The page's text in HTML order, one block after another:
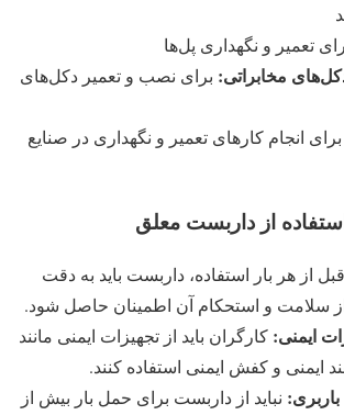
تعمیر و نگهداری پل‌ها
مخابراتی: برای نصب و تعمیر دکل‌های
برای انجام کارهای تعمیر و نگهداری در صنایع
از داربست معلق
قبل از هر بار استفاده، داربست باید به دقت
سلامت و استحکام آن اطمینان حاصل شود.
ایمنی: کارگران باید از تجهیزات ایمنی مانند
ایمنی و کفش ایمنی استفاده کنند.
نباید از داربست برای حمل بار بیش از